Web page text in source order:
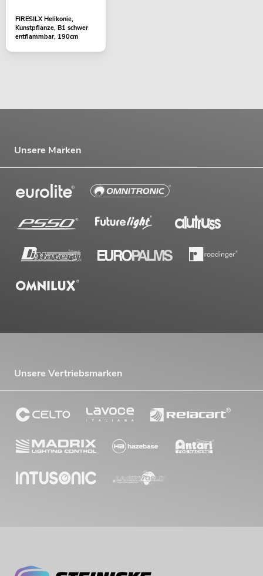
FIRESILX Helikonie,
Kunstpflanze, B1 schwer
entflammbar, 190cm
Unsere Marken
Unsere Vertriebsmarken